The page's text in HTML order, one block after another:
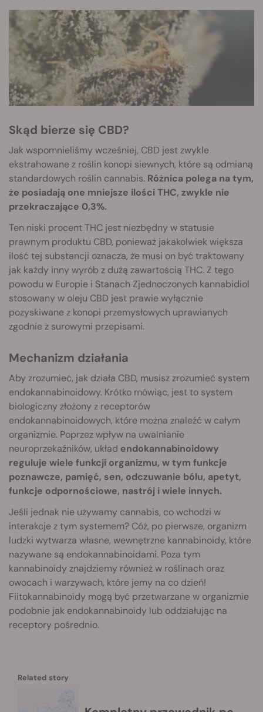
Skąd bierze się CBD?
Jak wspomnieliśmy wcześniej, CBD jest zwykle
ekstrahowane z roślin konopi siewnych, które są odmianą
standardowych roślin cannabis. Różnica polega na tym,
że posiadają one mniejsze ilości THC, zwykle nie
przekraczające 0,3%.
Ten niski procent THC jest niezbędny w statusie
prawnym produktu CBD, ponieważ jakakolwiek większa
ilość tej substancji oznacza, że musi on być traktowany
jak każdy inny wyrób z dużą zawartością THC. Z tego
powodu w Europie i Stanach Zjednoczonych kannabidiol
stosowany w oleju CBD jest prawie wyłącznie
pozyskiwane z konopi przemysłowych uprawianych
zgodnie z surowymi przepisami.
Mechanizm działania
Aby zrozumieć, jak działa CBD, musisz zrozumieć system
endokannabinoidowy. Krótko mówiąc, jest to system
biologiczny złożony z receptorów
endokannabinoidowych, które można znaleźć w całym
organizmie. Poprzez wpływ na uwalnianie
neuroprzekaźników, układ endokannabinoidowy
reguluje wiele funkcji organizmu, w tym funkcje
poznawcze, pamięć, sen, odczuwanie bólu, apetyt,
funkcje odpornościowe, nastrój i wiele innych.
Jeśli jednak nie używamy cannabis, co wchodzi w
interakcje z tym systemem? Cóż, po pierwsze, organizm
ludzki wytwarza własne, wewnętrzne kannabinoidy, które
nazywane są endokannabinoidami. Poza tym
kannabinoidy znajdziemy również w roślinach oraz
owocach i warzywach, które jemy na co dzień!
Fiitokannabinoidy mogą być przetwarzane w organizmie
podobnie jak endokannabinoidy lub oddziałując na
receptory pośrednio.
Related story